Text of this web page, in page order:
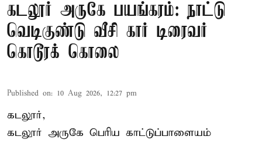
கடலூர் அருகே பயங்கரம்: நாட்டு
வெடிகுண்டு வீசி கார் டிரைவர்
கொடூரக் கொலை
Published on: 10 Aug 2026, 12:27 pm
கடலூர்,
கடலூர் அருகே பெரிய காட்டுப்பாளையம்